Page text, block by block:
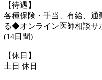
【待遇】
各種保険・手当、有給、
る◆オンライン医師相談サ
(14日間)
【休日】
土日 休日